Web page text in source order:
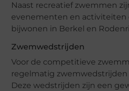
Naast recreatief zwemmen
evenementen en activiteiten
bijwonen in Berkel en
Zwemwedstrijden
Voor de competitieve
regelmatig zwemwedstrijden
Deze wedstrijden zijn een